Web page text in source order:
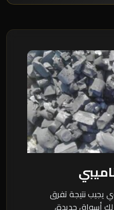
يجيب نتيجة تفرق
أسواق جديدة،